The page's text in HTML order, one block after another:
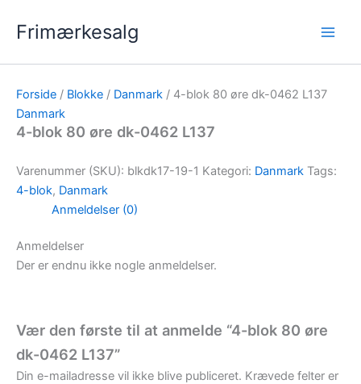
Frimærkesalg
Forside / Blokke / Danmark / 4-blok 80 øre dk-0462 L137
Danmark
4-blok 80 øre dk-0462 L137
Varenummer (SKU): blkdk17-19-1 Kategori: Danmark Tags:
4-blok, Danmark
Anmeldelser (0)
Anmeldelser
Der er endnu ikke nogle anmeldelser.
Vær den første til at anmelde “4-blok 80 øre
dk-0462 L137”
Din e-mailadresse vil ikke blive publiceret. Krævede felter er